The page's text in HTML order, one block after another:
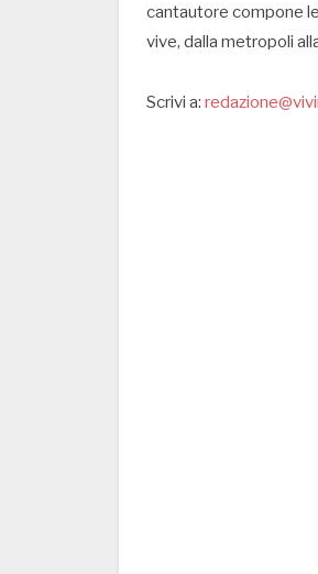
cantautore compone
vive, dalla metropoli
Scrivi a: